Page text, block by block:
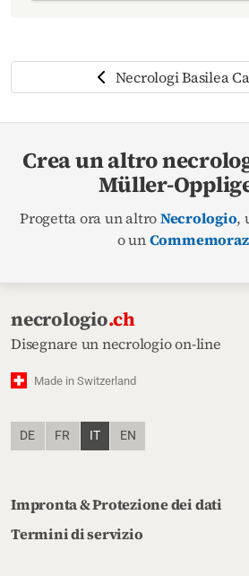
Necrologi Basilea
Crea un altro
Müller-
Progetta ora un altroNecrologio,
o un
necrologio.ch
Disegnare un necrologio on-line
Made in Switzerland
DE FR IT EN
Impronta & Protezione dei dati
Termini di servizio